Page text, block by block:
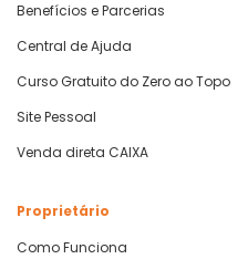
Benefícios e Parcerias
Central de Ajuda
Curso Gratuito do Zero ao Topo
Site Pessoal
Venda direta CAIXA
Proprietário
Como Funciona